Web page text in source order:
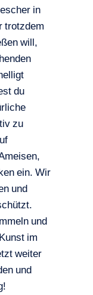
in
trotzdem
will,
du
zu
ein. Wir
und
und
im
weiter
und